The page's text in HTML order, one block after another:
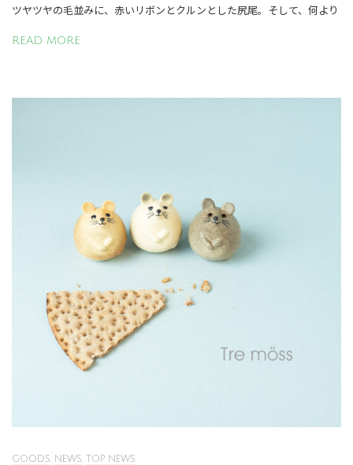
ツヤツヤの毛並みに、赤いリボンとクルンとした尻尾。そして、何より
READ MORE
GOODS NEWS TOP NEWS